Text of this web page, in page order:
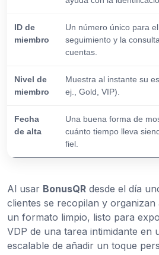
ID de
miembro
Un número único para el
seguimiento y la
cuentas.
Nivel de
miembro
Muestra al instante su
ej., Gold, VIP).
Fecha
de alta
Una buena forma de
cuánto tiempo lleva
fiel.
Al usar BonusQR desde el día
clientes se recopilan y organizan
un formato limpio, listo para
VDP de una tarea intimidante en
escalable de añadir un toque